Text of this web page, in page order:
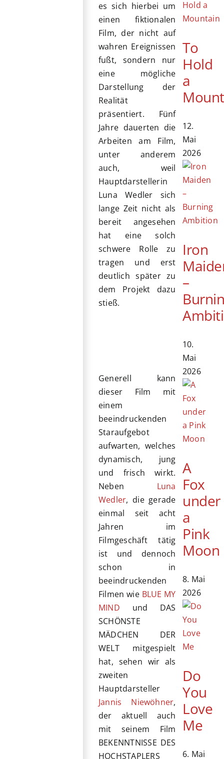
es sich hierbei um
einen fiktionalen
Film, der nicht auf
wahren Ereignissen
fußt, sondern nur
eine mögliche
Darstellung der
Realität
präsentiert. Fünf
Jahre dauerten die
Arbeiten am Film,
unter anderem
auch, weil
Hauptdarstellerin
Luna Wedler sich
lange Zeit nicht als
bereit angesehen
hat eine solch
schwere Rolle zu
tragen und erst
deutlich später zu
dem Projekt dazu
stieß.
Generell kann
dieser Film mit
einem
beeindruckenden
Staraufgebot
aufwarten, welches
dynamisch, jung
und frisch wirkt.
Neben Luna
Wedler, die gerade
einmal seit acht
Jahren im
Filmgeschäft tätig
ist und dennoch
schon in
beeindruckenden
Filmen wie BLUE MY
MIND und DAS
SCHÖNSTE
MÄDCHEN DER
WELT mitgespielt
hat, sehen wir als
zweiten
Hauptdarsteller
Jannis Niewöhner,
der aktuell auch
mit seinem Film
BEKENNTNISSE DES
HOCHSTAPLERS
To
Hold
a
12.
Mai
2026
Iron
–
10.
Mai
2026
A
Fox
under
a
Pink
Moon
8. Mai
2026
Do
You
Love
Me
6. Mai